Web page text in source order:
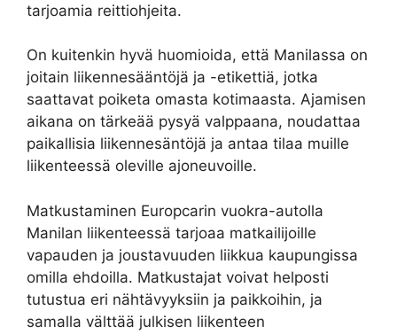
tarjoamia reittiohjeita.
On kuitenkin hyvä huomioida, että Manilassa on
joitain liikennesääntöjä ja -etikettiä, jotka
saattavat poiketa omasta kotimaasta. Ajamisen
aikana on tärkeää pysyä valppaana, noudattaa
paikallisia liikennesäntöjä ja antaa tilaa muille
liikenteessä oleville ajoneuvoille.
Matkustaminen Europcarin vuokra-autolla
Manilan liikenteessä tarjoaa matkailijoille
vapauden ja joustavuuden liikkua kaupungissa
omilla ehdoilla. Matkustajat voivat helposti
tutustua eri nähtävyyksiin ja paikkoihin, ja
samalla välttää julkisen liikenteen